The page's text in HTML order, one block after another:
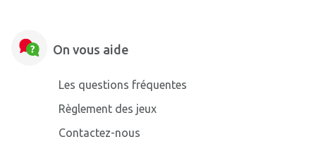
On vous aide
Les questions fréquentes
Règlement des jeux
Contactez-nous